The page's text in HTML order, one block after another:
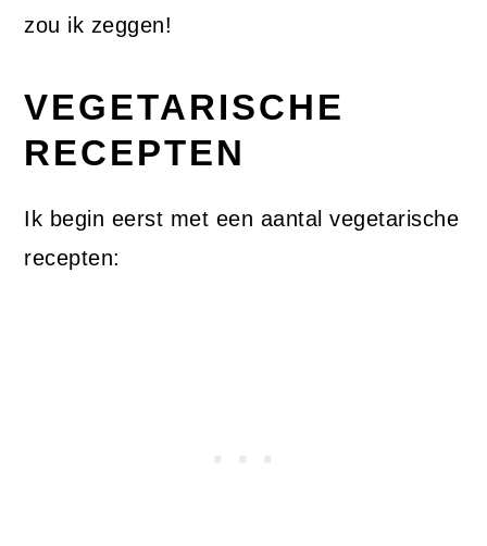
zou ik zeggen!
VEGETARISCHE
RECEPTEN
Ik begin eerst met een aantal vegetarische
recepten: